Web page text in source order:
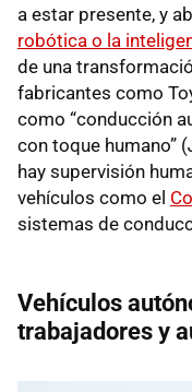
a estar presente, y
robótica o la
de una
fabricantes como
como “conducción
con toque humano” (
hay supervisión
vehículos como el
sistemas de
Vehículos
trabajadores y